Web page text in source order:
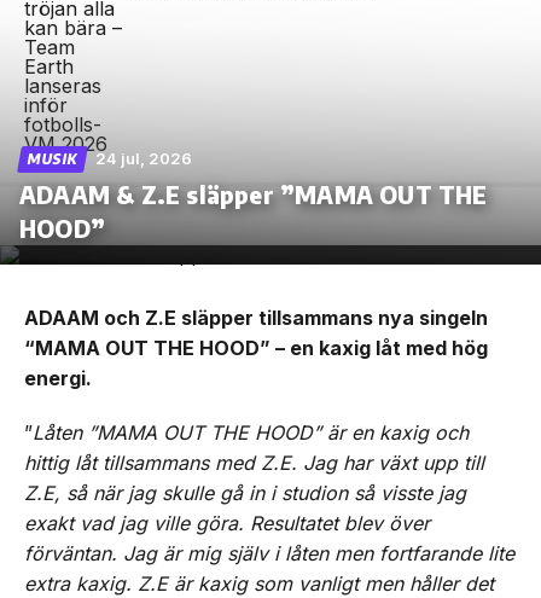
MUSIK 24 jul, 2026
ADAAM & Z.E släpper ”MAMA OUT THE
HOOD”
ADAAM och Z.E släpper tillsammans nya singeln
“MAMA OUT THE HOOD” – en kaxig låt med hög
energi.
”Låten ”MAMA OUT THE HOOD” är en kaxig och
hittig låt tillsammans med Z.E. Jag har växt upp till
Z.E, så när jag skulle gå in i studion så visste jag
exakt vad jag ville göra. Resultatet blev över
förväntan. Jag är mig själv i låten men fortfarande lite
extra kaxig. Z.E är kaxig som vanligt men håller det